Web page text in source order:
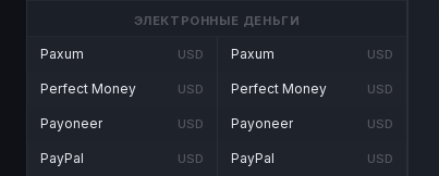
ЭЛЕКТРОННЫЕ ДЕНЬГИ
Paxum USD
Perfect Money USD
Payoneer USD
PayPal USD
Paxum USD
Perfect Money USD
Payoneer USD
PayPal USD